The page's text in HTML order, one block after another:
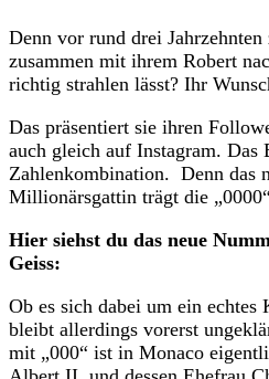
Denn vor rund drei
zusammen mit ihrem Robert
richtig strahlen lässt? Ihr
Das präsentiert sie ihren
auch gleich auf Instagram. Das
Zahlenkombination. Denn das
Millionärsgattin trägt die
Hier siehst du das neue
Geiss:
Ob es sich dabei um ein echtes
bleibt allerdings vorerst
mit „000“ ist in Monaco